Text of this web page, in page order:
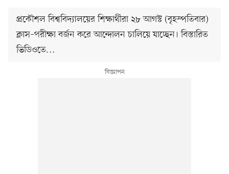
প্রকৌশল বিশ্ববিদ্যালয়ের শিক্ষার্থীরা ২৮ আগস্ট (বৃহস্পতিবার)
ক্লাস–পরীক্ষা বর্জন করে আন্দোলন চালিয়ে যাচ্ছেন। বিস্তারিত
ভিডিওতে…